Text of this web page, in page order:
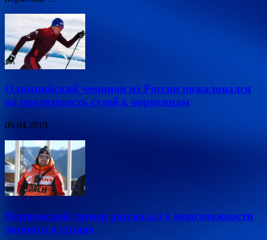
Олимпийский чемпион из России пожаловался
на предвзятость судей к норвежцам
09.04.2019
Норвежский тренер рассказал о невозможности
допинга в стране